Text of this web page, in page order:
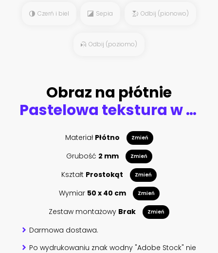
Czerń i biel Sepia Odbij (pionowo)
Odbij (poziomo)
Obraz na płótnie
Pastelowa tekstura w kratkę
Materiał Płótno Zmień
Grubość 2 mm Zmień
Kształt Prostokąt Zmień
Wymiar 50 x 40 cm Zmień
Zestaw montażowy Brak Zmień
Darmowa dostawa.
Po wydrukowaniu znak wodny "Adobe Stock" nie